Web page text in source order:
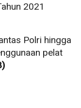
2021
Polri hingga
pelat